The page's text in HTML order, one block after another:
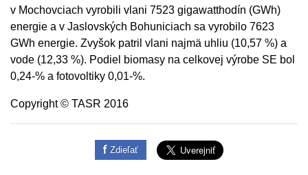
v Mochovciach vyrobili vlani 7523 gigawatthodín (GWh)
energie a v Jaslovských Bohuniciach sa vyrobilo 7623
GWh energie. Zvyšok patril vlani najmä uhliu (10,57 %) a
vode (12,33 %). Podiel biomasy na celkovej výrobe SE bol
0,24-% a fotovoltiky 0,01-%.
Copyright © TASR 2016
Zdieľať